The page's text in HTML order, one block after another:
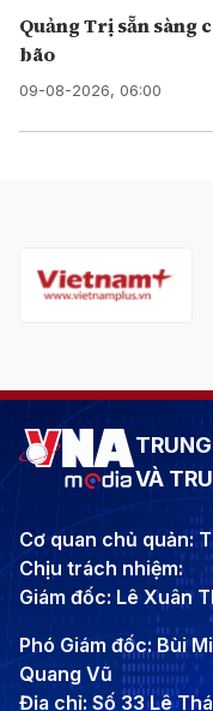
Quảng Trị sẵn sàng
bão
09-08-2026, 06:00
VÀ
Cơ quan chủ quản:
Chịu trách nhiệm:
Giám đốc: Lê Xuân
Phó Giám đốc: Bùi
Quang Vũ
Địa chỉ: Số 33 Lê